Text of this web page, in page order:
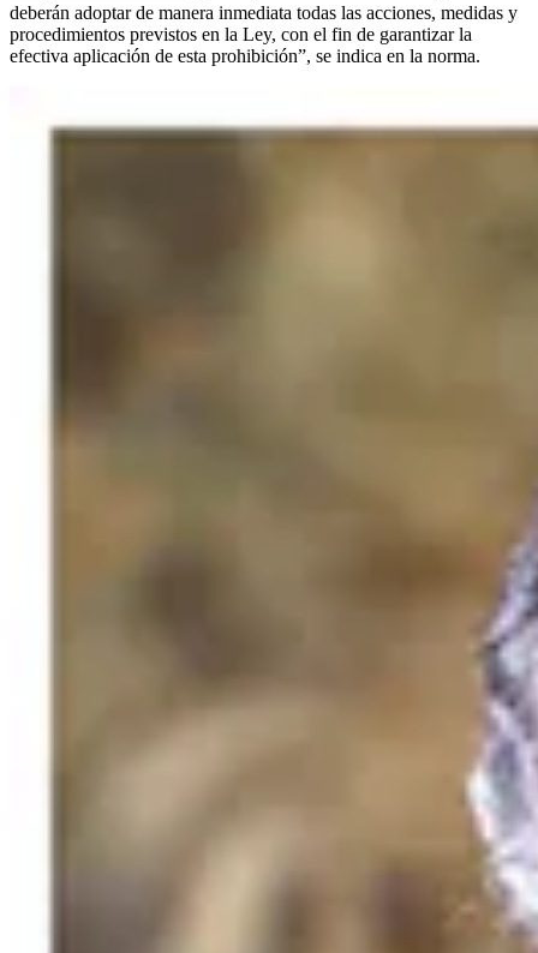
deberán adoptar de manera inmediata todas las acciones, medidas y
procedimientos previstos en la Ley, con el fin de garantizar la
efectiva aplicación de esta prohibición”, se indica en la norma.